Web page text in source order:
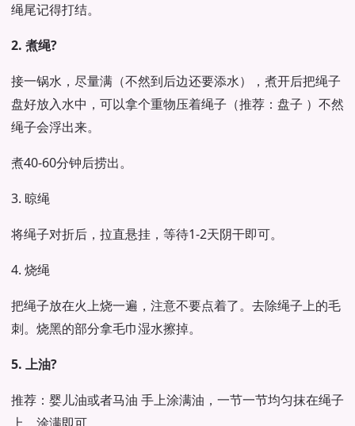
绳尾记得打结。
2. 煮绳?
接一锅水，尽量满（不然到后边还要添水），煮开后把绳子
盘好放入水中，可以拿个重物压着绳子（推荐：盘子 ）不然
绳子会浮出来。
煮40-60分钟后捞出。
3. 晾绳
将绳子对折后，拉直悬挂，等待1-2天阴干即可。
4. 烧绳
把绳子放在火上烧一遍，注意不要点着了。去除绳子上的毛
刺。烧黑的部分拿毛巾湿水擦掉。
5. 上油?
推荐：婴儿油或者马油 手上涂满油，一节一节均匀抹在绳子